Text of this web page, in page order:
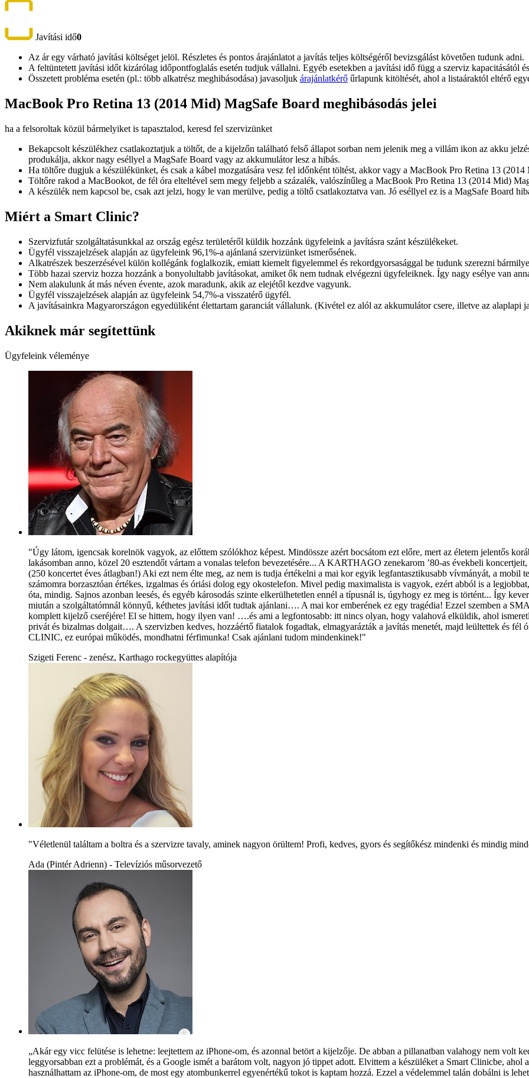
Javítási idő0
Az ár egy várható javítási költséget jelöl. Részletes és pontos árajánlatot a javítás teljes költségéről bevizsgálást követően tudunk adni.
A feltüntetett javítási időt kizárólag időpontfoglalás esetén tudjuk vállalni. Egyéb esetekben a javítási idő függ a szerviz kapacitásától
Összetett probléma esetén (pl.: több alkatrész meghibásodása) javasoljuk árajánlatkérő űrlapunk kitöltését, ahol a listaáraktól eltérő
MacBook Pro Retina 13 (2014 Mid) MagSafe Board meghibásodás jelei
ha a felsoroltak közül bármelyiket is tapasztalod, keresd fel szervizünket
Bekapcsolt készülékhez csatlakoztatjuk a töltőt, de a kijelzőn található felső állapot sorban nem jelenik meg a villám ikon az akku
produkálja, akkor nagy eséllyel a MagSafe Board vagy az akkumulátor lesz a hibás.
Ha töltőre dugjuk a készülékünket, és csak a kábel mozgatására vesz fel időnként töltést, akkor vagy a MacBook Pro Retina 13
Töltőre rakod a MacBookot, de fél óra elteltével sem megy feljebb a százalék, valószínűleg a MacBook Pro Retina 13 (2014 Mid)
A készülék nem kapcsol be, csak azt jelzi, hogy le van merülve, pedig a töltő csatlakoztatva van. Jó eséllyel ez is a MagSafe Board
Miért a Smart Clinic?
Szervizfutár szolgáltatásunkkal az ország egész területéről küldik hozzánk ügyfeleink a javításra szánt készülékeket.
Ügyfél visszajelzések alapján az ügyfeleink 96,1%-a ajánlaná szervizünket ismerősének.
Alkatrészek beszerzésével külön kollégánk foglalkozik, emiatt kiemelt figyelemmel és rekordgyorsasággal be tudunk szerezni
Több hazai szerviz hozza hozzánk a bonyolultabb javításokat, amiket ők nem tudnak elvégezni ügyfeleiknek. Így nagy esélye van
Nem alakulunk át más néven évente, azok maradunk, akik az elejétől kezdve vagyunk.
Ügyfél visszajelzések alapján az ügyfeleink 54,7%-a visszatérő ügyfél.
A javításainkra Magyarországon egyedüliként élettartam garanciát vállalunk. (Kivétel ez alól az akkumulátor csere, illetve az alaplapi
Akiknek már segítettünk
Ügyfeleink véleménye
"Úgy látom, igencsak korelnök vagyok, az előttem szólókhoz képest. Mindössze azért bocsátom ezt előre, mert az életem jelentős
lakásomban anno, közel 20 esztendőt vártam a vonalas telefon bevezetésére... A KARTHAGO zenekarom ’80-as évekbeli
(250 koncertet éves átlagban!) Aki ezt nem élte meg, az nem is tudja értékelni a mai kor egyik legfantasztikusabb vívmányát, a mobil
számomra borzasztóan értékes, izgalmas és óriási dolog egy okostelefon. Mivel pedig maximalista is vagyok, ezért abból is a
óta, mindig. Sajnos azonban leesés, és egyéb károsodás szinte elkerülhetetlen ennél a típusnál is, úgyhogy ez meg is történt... Így
miután a szolgáltatómnál könnyű, kéthetes javítási időt tudtak ajánlani…. A mai kor emberének ez egy tragédia! Ezzel szemben a
komplett kijelző cseréjére! El se hittem, hogy ilyen van! ….és ami a legfontosabb: itt nincs olyan, hogy valahová elküldik, ahol
privát és bizalmas dolgait…. A szervizben kedves, hozzáértő fiatalok fogadtak, elmagyarázták a javítás menetét, majd leültettek és
CLINIC, ez európai működés, mondhatni férfimunka! Csak ajánlani tudom mindenkinek!"
Szigeti Ferenc - zenész, Karthago rockegyüttes alapítója
"Véletlenül találtam a boltra és a szervizre tavaly, aminek nagyon örültem! Profi, kedves, gyors és segítőkész mindenki és mindig
Ada (Pintér Adrienn) - Televíziós műsorvezető
„Akár egy vicc felütése is lehetne: leejtettem az iPhone-om, és azonnal betört a kijelzője. De abban a pillanatban valahogy nem volt
leggyorsabban ezt a problémát, és a Google ismét a barátom volt, nagyon jó tippet adott. Elvittem a készüléket a Smart Clinicbe, ahol
használhattam az iPhone-om, de most egy atombunkerrel egyenértékű tokot is kaptam hozzá. Ezzel a védelemmel talán dobálni is